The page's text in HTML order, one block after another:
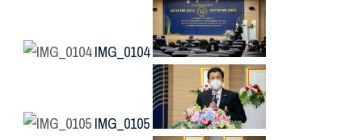
IMG_0104
IMG_0105